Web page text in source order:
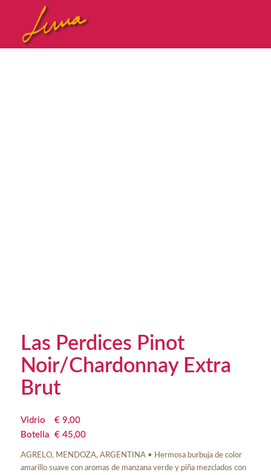
Las Perdices Pinot
Noir/Chardonnay Extra
Brut
Vidrio € 9,00
Botella € 45,00
AGRELO, MENDOZA, ARGENTINA • Hermosa burbuja de color
amarillo suave con aromas de manzana verde y piña mezclados con